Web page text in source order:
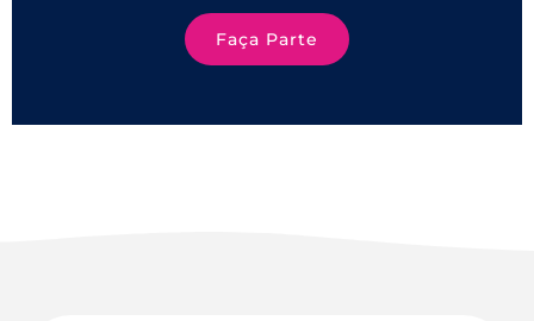
Faça Parte